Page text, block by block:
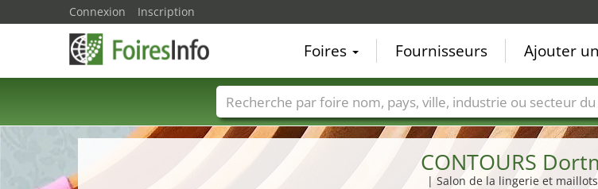
CONTOURS
| Salon de la lingerie et
Connexion Inscription
Foires Fournisseurs Ajouter
Foire noms Pays Villes Secteurs de foire Secteurs